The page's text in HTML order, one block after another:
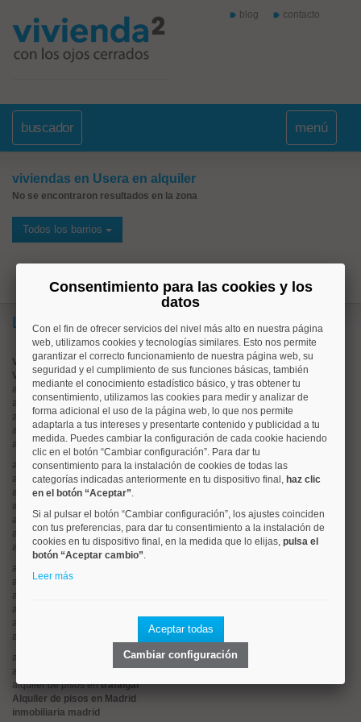
blog contacto
buscador menú
viviendas en Usera en alquiler
No se encontraron resultados en la zona
Todos los barrios
Lo más buscado
Valorar vivienda online
Vender piso
alquiler de pisos encentro
alquiler de pisos enchamartín
alquiler de pisos en chamberí
alquiler de pisos enciudad lineal
alquiler de pisos enmoncloa
alquiler de pisos en salamanca
alquiler de pisos entetuán
alquiler de pisos enrios rosas
alquiler de pisos en
alquiler de pisos encuatro caminos
alquiler de pisos enel viso
alquiler de pisos enretiro
alquiler de pisos en
alquiler de pisos en
alquiler de pisos en
alquiler de pisos en
alquiler de pisos en
alquiler de pisos en
alquiler de pisos en
malasaña
alquiler de pisos en
estrella
alquiler de pisos entrafalgar
Alquiler de pisos en Madrid
inmobiliaria madrid
Consentimiento para las cookies y los
datos
Con el fin de ofrecer servicios del nivel más alto en nuestra página
web, utilizamos cookies y tecnologías similares. Esto nos permite
garantizar el correcto funcionamiento de nuestra página web, su
seguridad y el cumplimiento de sus funciones básicas, también
mediante el conocimiento estadístico básico, y tras obtener tu
consentimiento, utilizamos las cookies para medir y analizar de
forma adicional el uso de la página web, lo que nos permite
adaptarla a tus intereses y presentarte contenido y publicidad a tu
medida. Puedes cambiar la configuración de cada cookie haciendo
clic en el botón “Cambiar configuración”. Para dar tu
consentimiento para la instalación de cookies de todas las
categorías indicadas anteriormente en tu dispositivo final, haz clic
en el botón “Aceptar”.
Si al pulsar el botón “Cambiar configuración”, los ajustes coinciden
con tus preferencias, para dar tu consentimiento a la instalación de
cookies en tu dispositivo final, en la medida que lo elijas, pulsa el
botón “Aceptar cambio”.
Leer más
Aceptar todas
Cambiar configuración